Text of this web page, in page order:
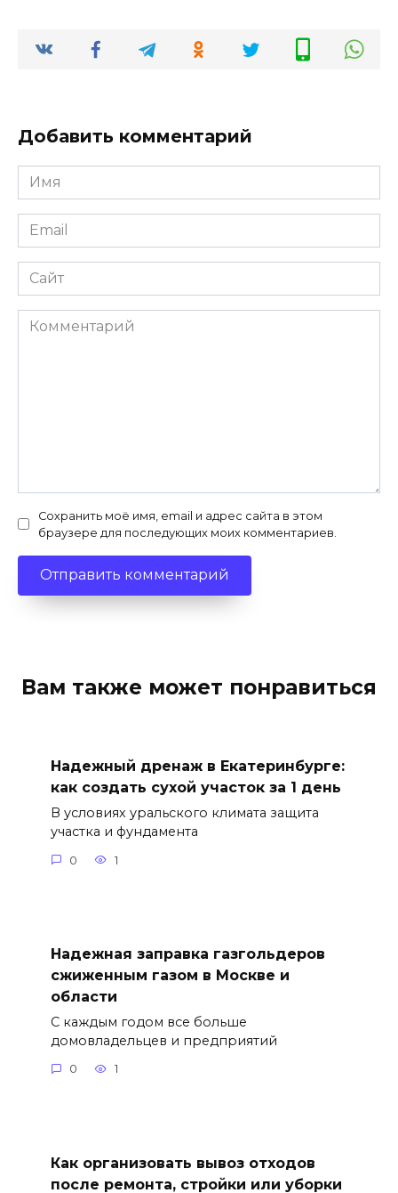
Добавить комментарий
Имя
*
Email
*
Сайт
Комментарий
Сохранить моё имя, email и адрес сайта в этом
браузере для последующих моих комментариев.
Вам также может понравиться
Надежный дренаж в Екатеринбурге:
как создать сухой участок за 1 день
В условиях уральского климата защита
участка и фундамента
0 1
Надежная заправка газгольдеров
сжиженным газом в Москве и
области
С каждым годом все больше
домовладельцев и предприятий
0 1
Как организовать вывоз отходов
после ремонта, стройки или уборки